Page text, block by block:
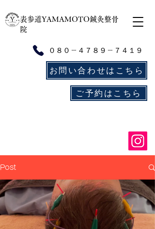
​表参道YAMAMOTO鍼灸整骨
院
ご予約はこちら
０８０－４７８９－７４１９
お問い合わせはこちら
Post